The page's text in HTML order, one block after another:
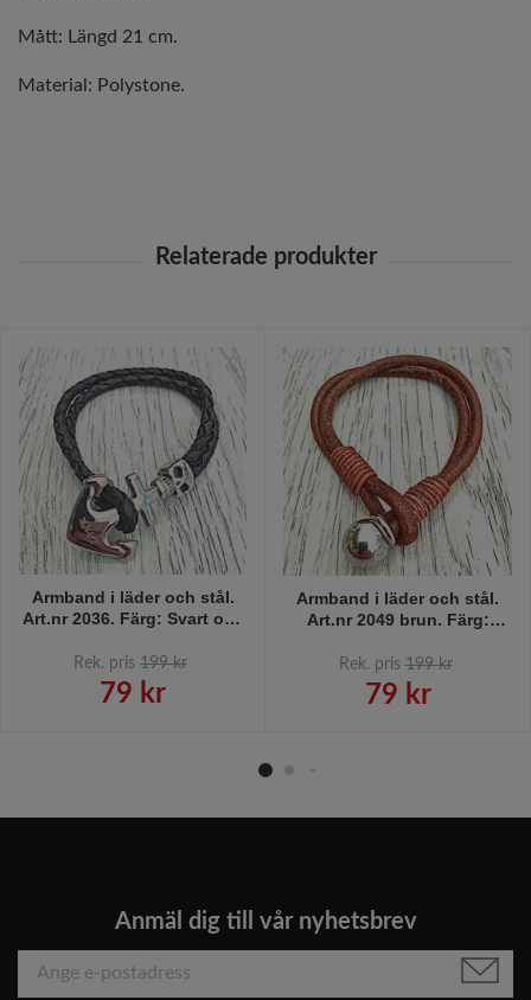
Mått: Längd 21 cm.
Material: Polystone.
Armband i läder och stål.
Art.nr 2036. Färg: Svart och
Rek. pris 199 kr
79 kr
Armband i läder och stål.
Art.nr 2049 brun. Färg:
Rek. pris 199 kr
79 kr
Anmäl dig till vår nyhetsbrev